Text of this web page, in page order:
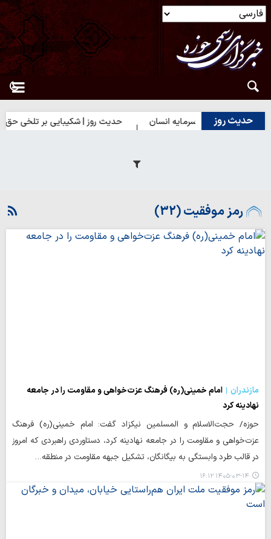
حدیث روز
| بهترین سرمایه انسان حدیث روز | شکیبایی بر تلخی حق
رمز موفقیت (32)
مازندران
امام خمینی(ره) فرهنگ عزت‌خواهی و مقاومت را در جامعه
نهادینه کرد
حوزه/ حجت‌الاسلام و المسلمین نیکزاد گفت: امام خمینی(ره) فرهنگ
عزت‌خواهی و مقاومت را در جامعه نهادینه کرد، دستاوردی راهبردی که امروز
در قالب طرد وابستگی به بیگانگان، تشکیل جبهه مقاومت در منطقه…
۱۴۰۵-۰۳-۱۴ ۱۶:۱۲